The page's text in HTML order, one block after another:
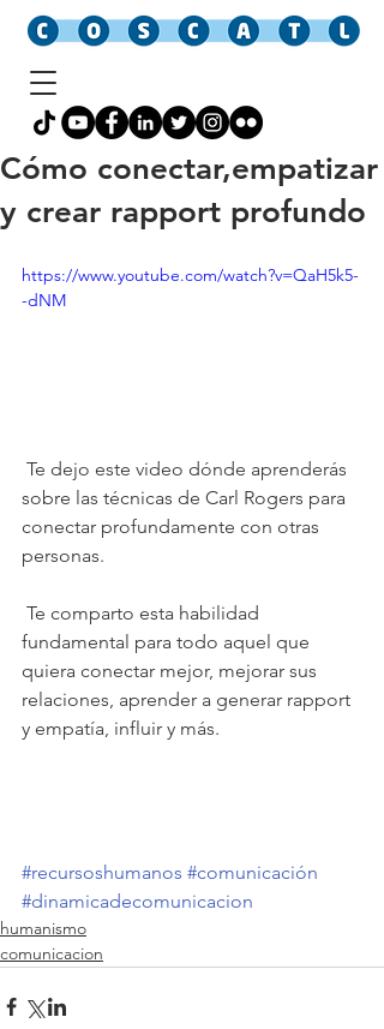
Cómo conectar,empatizar
y crear rapport profundo
https://www.youtube.com/watch?v=QaH5k5-
-dNM
sobre las técnicas de Carl Rogers para
conectar profundamente con otras
personas.
fundamental para todo aquel que
quiera conectar mejor, mejorar sus
relaciones, aprender a generar rapport
y empatía, influir y más.
#recursoshumanos #comunicación
#dinamicadecomunicacion
humanismo
comunicacion